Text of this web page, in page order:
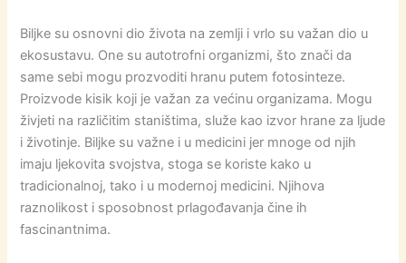
Biljke su osnovni dio života na zemlji i vrlo su važan dio u
ekosustavu. One su autotrofni organizmi, što znači da
same sebi mogu prozvoditi hranu putem fotosinteze.
Proizvode kisik koji je važan za većinu organizama. Mogu
živjeti na različitim staništima, služe kao izvor hrane za ljude
i životinje. Biljke su važne i u medicini jer mnoge od njih
imaju ljekovita svojstva, stoga se koriste kako u
tradicionalnoj, tako i u modernoj medicini. Njihova
raznolikost i sposobnost prlagođavanja čine ih
fascinantnima.